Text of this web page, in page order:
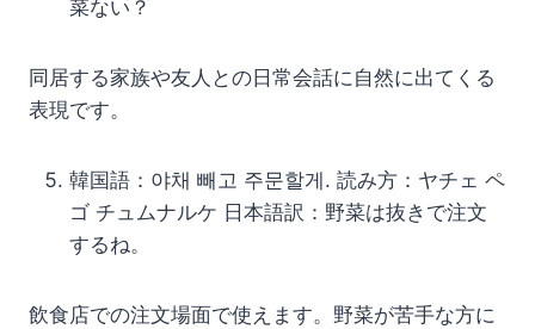
菜ない？
同居する家族や友人との日常会話に自然に出てくる
表現です。
韓国語：야채 빼고 주문할게. 読み方：ヤチェ ペ
ゴ チュムナルケ 日本語訳：野菜は抜きで注文
するね。
飲食店での注文場面で使えます。野菜が苦手な方に